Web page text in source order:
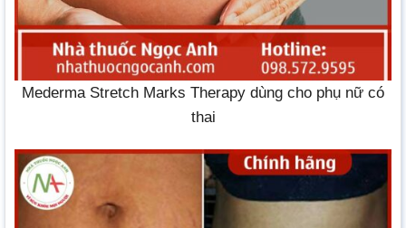
Mederma Stretch Marks Therapy dùng cho phụ nữ có
thai